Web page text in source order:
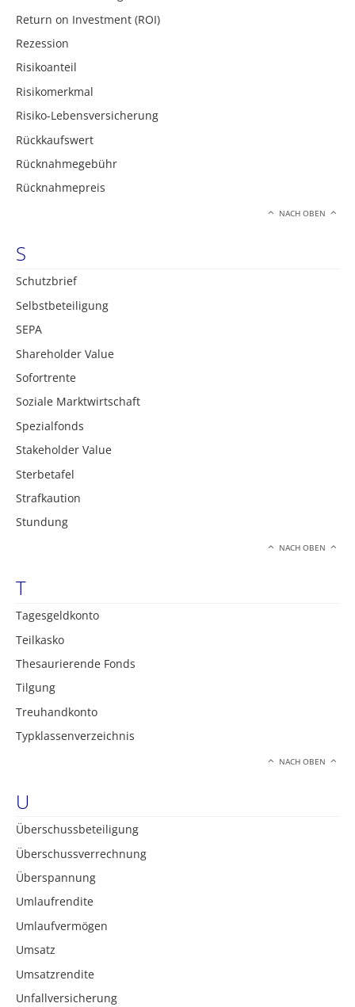
Return on Investment (ROI)
Rezession
Risikoanteil
Risikomerkmal
Risiko-Lebensversicherung
Rückkaufswert
Rücknahmegebühr
Rücknahmepreis
NACH OBEN
S
Schutzbrief
Selbstbeteiligung
SEPA
Shareholder Value
Sofortrente
Soziale Marktwirtschaft
Spezialfonds
Stakeholder Value
Sterbetafel
Strafkaution
Stundung
NACH OBEN
T
Tagesgeldkonto
Teilkasko
Thesaurierende Fonds
Tilgung
Treuhandkonto
Typklassenverzeichnis
NACH OBEN
U
Überschussbeteiligung
Überschussverrechnung
Überspannung
Umlaufrendite
Umlaufvermögen
Umsatz
Umsatzrendite
Unfallversicherung